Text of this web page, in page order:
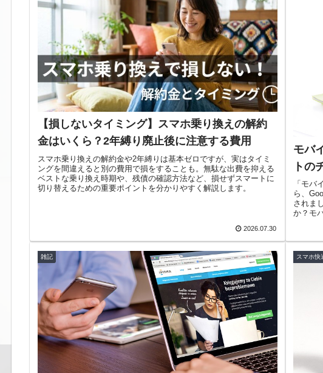
【損しないタイミング】スマホ乗り換えの解約
金はいくら？2年縛り廃止後に注意する費用
スマホ乗り換えの解約金や2年縛りは基本ゼロですが、実はタイミ
ングを間違えると別の費用で損をすることも。無駄な出費を抑える
ベストな乗り換え時期や、残債の確認方法など、損せずスマートに
切り替えるための重要ポイントを分かりやすく解説します。
2026.07.30
モバ
トの
「モバ
ら、
されま
か？モ
雑記 スマホ快